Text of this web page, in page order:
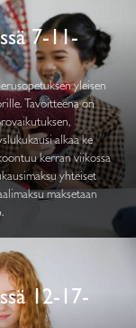
7-11-
yleisen
Tavoitteena on
alkaa ke
kerran viikossa
yhteiset
maksetaan
12-17-